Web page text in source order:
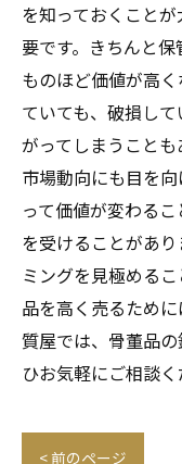
を知っておくこと
要です。きちんと
ものほど価値が高
ていても、破損し
がってしまうことも
市場動向にも目を
って価値が変わる
を受けることがあ
ミングを見極める
品を高く売るために
質屋では、骨董品
ひお気軽にご相談く
< 前のページ